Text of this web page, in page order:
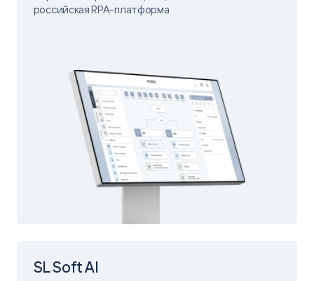
российская RPA-платформа
SL Soft AI